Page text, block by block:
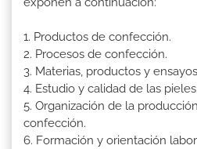
1. Productos de confección.
2. Procesos de confección.
3. Materias, productos y
4. Estudio y calidad de las pieles.
5. Organización de la
confección.
6. Formación y orientación